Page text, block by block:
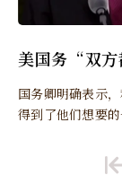
美国务“双方
国务卿明确表示
得到了他们想要